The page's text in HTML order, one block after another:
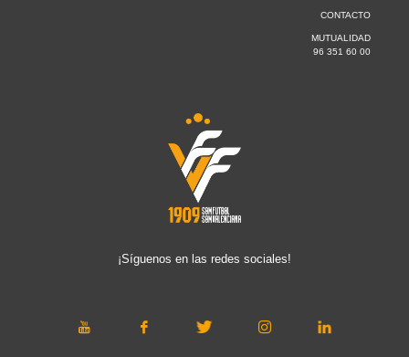
CONTACTO
MUTUALIDAD
96 351 60 00
¡Síguenos en las redes sociales!